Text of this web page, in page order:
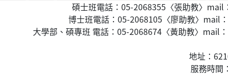
碩士班電話：05-2068355〈張助教〉
博士班電話：05-2068105〈廖助教〉mail
大學部、碩專班 電話：05-2068674〈黃助教〉mail
地址：
服務時間